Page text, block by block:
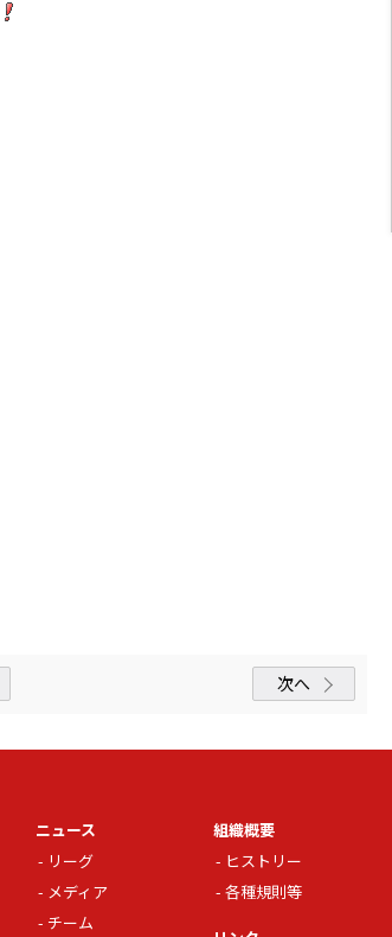
次へ
ニュース
リーグ
メディア
チーム
組織概要
ヒストリー
各種規則等